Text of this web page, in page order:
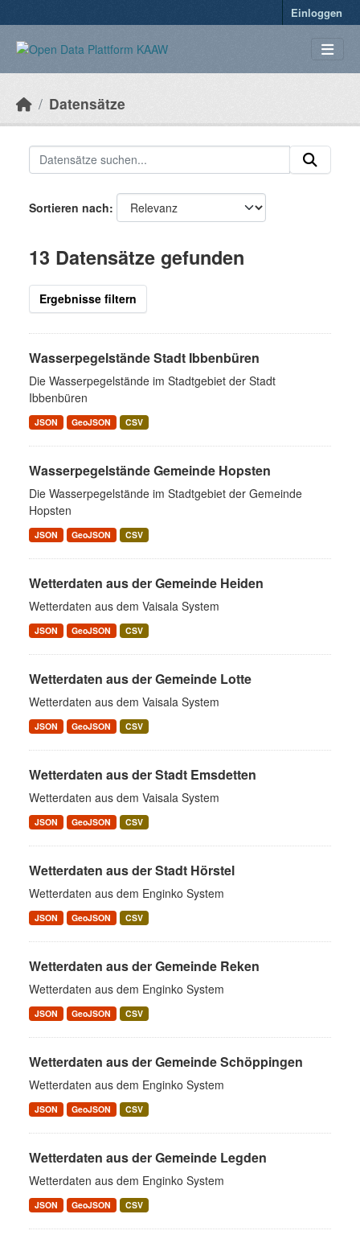
Einloggen
Datensätze
Sortieren nach
13 Datensätze gefunden
Ergebnisse filtern
Wasserpegelstände Stadt Ibbenbüren
Die Wasserpegelstände im Stadtgebiet der Stadt
Ibbenbüren
JSON GeoJSON CSV
Wasserpegelstände Gemeinde Hopsten
Die Wasserpegelstände im Stadtgebiet der Gemeinde
Hopsten
JSON GeoJSON CSV
Wetterdaten aus der Gemeinde Heiden
Wetterdaten aus dem Vaisala System
JSON GeoJSON CSV
Wetterdaten aus der Gemeinde Lotte
Wetterdaten aus dem Vaisala System
JSON GeoJSON CSV
Wetterdaten aus der Stadt Emsdetten
Wetterdaten aus dem Vaisala System
JSON GeoJSON CSV
Wetterdaten aus der Stadt Hörstel
Wetterdaten aus dem Enginko System
JSON GeoJSON CSV
Wetterdaten aus der Gemeinde Reken
Wetterdaten aus dem Enginko System
JSON GeoJSON CSV
Wetterdaten aus der Gemeinde Schöppingen
Wetterdaten aus dem Enginko System
JSON GeoJSON CSV
Wetterdaten aus der Gemeinde Legden
Wetterdaten aus dem Enginko System
JSON GeoJSON CSV